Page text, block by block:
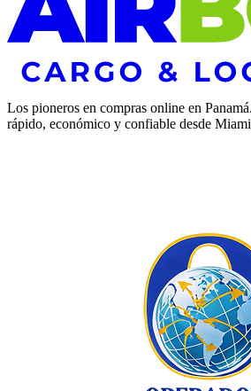
Los pioneros en compras online en
rápido, económico y confiable desde